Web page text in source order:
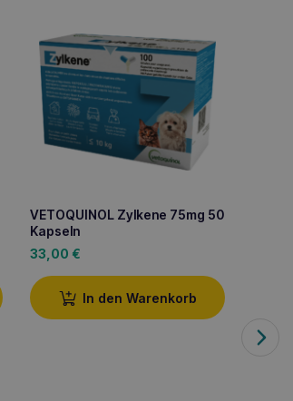
VETOQUINOL Zylkene 75mg 50
Kapseln
33,00 €
In den Warenkorb